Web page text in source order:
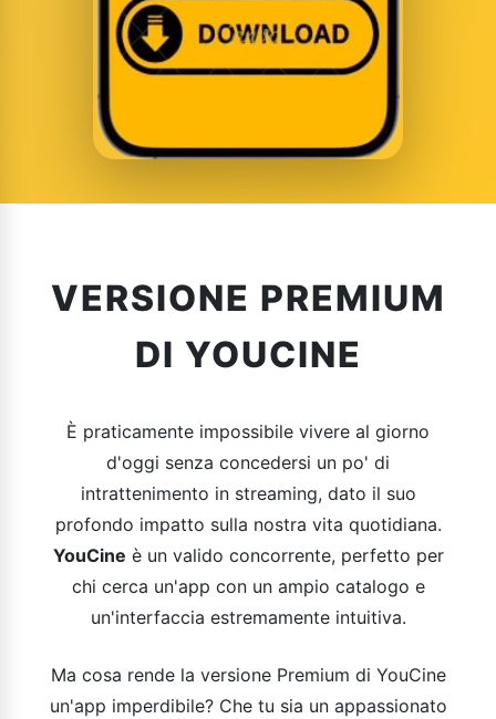
VERSIONE PREMIUM
DI YOUCINE
È praticamente impossibile vivere al giorno
d'oggi senza concedersi un po' di
intrattenimento in streaming, dato il suo
profondo impatto sulla nostra vita quotidiana.
YouCine è un valido concorrente, perfetto per
chi cerca un'app con un ampio catalogo e
un'interfaccia estremamente intuitiva.
Ma cosa rende la versione Premium di YouCine
un'app imperdibile? Che tu sia un appassionato